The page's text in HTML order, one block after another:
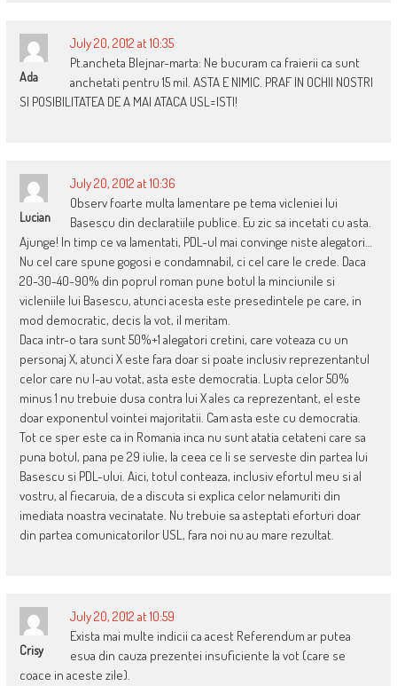
Ada
July 20, 2012 at 10:35
Pt.ancheta Blejnar-marta: Ne bucuram ca fraierii ca sunt
anchetati pentru 15 mil. ASTA E NIMIC. PRAF IN OCHII NOSTRI
SI POSIBILITATEA DE A MAI ATACA USL=ISTI!
Lucian
July 20, 2012 at 10:36
Observ foarte multa lamentare pe tema vicleniei lui
Basescu din declaratiile publice. Eu zic sa incetati cu asta.
Ajunge! In timp ce va lamentati, PDL-ul mai convinge niste alegatori…
Nu cel care spune gogosi e condamnabil, ci cel care le crede. Daca
20-30-40-90% din poprul roman pune botul la minciunile si
vicleniile lui Basescu, atunci acesta este presedintele pe care, in
mod democratic, decis la vot, il meritam.
Daca intr-o tara sunt 50%+1 alegatori cretini, care voteaza cu un
personaj X, atunci X este fara doar si poate inclusiv reprezentantul
celor care nu l-au votat, asta este democratia. Lupta celor 50%
minus 1 nu trebuie dusa contra lui X ales ca reprezentant, el este
doar exponentul vointei majoritatii. Cam asta este cu democratia.
Tot ce sper este ca in Romania inca nu sunt atatia cetateni care sa
puna botul, pana pe 29 iulie, la ceea ce li se serveste din partea lui
Basescu si PDL-ului. Aici, totul conteaza, inclusiv efortul meu si al
vostru, al fiecaruia, de a discuta si explica celor nelamuriti din
imediata noastra vecinatate. Nu trebuie sa asteptati eforturi doar
din partea comunicatorilor USL, fara noi nu au mare rezultat.
Crisy
July 20, 2012 at 10:59
Exista mai multe indicii ca acest Referendum ar putea
esua din cauza prezentei insuficiente la vot (care se
coace in aceste zile).